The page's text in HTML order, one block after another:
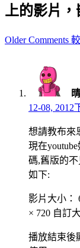
上的影片
Comment
Older Comments
12-08, 2012
想請教布來
現在
碼,舊版的不
如下:
影片大小：
× 720 自訂
播放結束後